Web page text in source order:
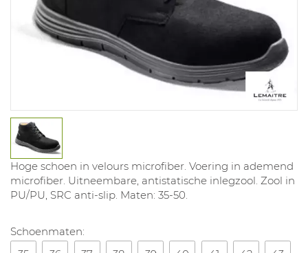
Hoge schoen in velours microfiber. Voering in ademend
microfiber. Uitneembare, antistatische inlegzool. Zool in
PU/PU, SRC anti-slip. Maten: 35-50.
Schoenmaten: